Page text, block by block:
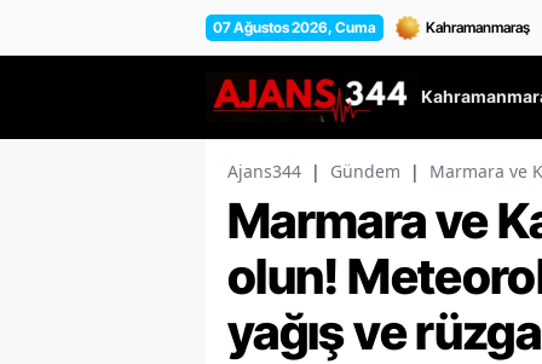
07 Ağustos 2026, Cuma
Ajans344 | Gündem | Marmara ve
Marmara ve
olun!
yağış ve